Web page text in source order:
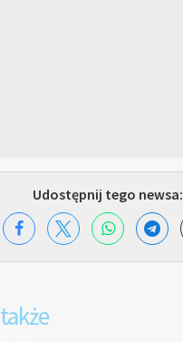
Udostępnij tego newsa:
także